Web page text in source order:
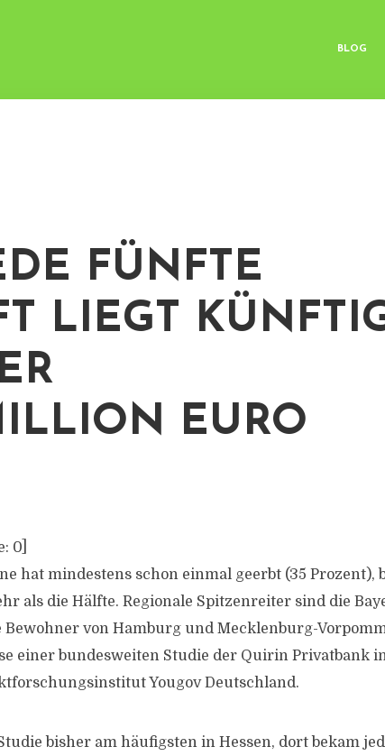
BLOG
FÜNFTE
LIEGT
EURO
0
hat mindestens schon einmal geerbt (35 Prozent),
als die Hälfte. Regionale Spitzenreiter sind die
Bewohner von Hamburg und Mecklenburg-
einer bundesweiten Studie der Quirin Privatbank
Yougov Deutschland.
bisher am häufigsten in Hessen, dort bekam